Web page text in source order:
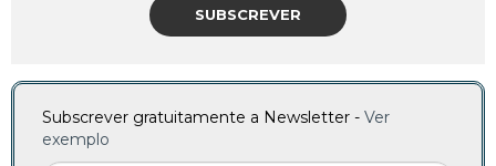
SUBSCREVER
Subscrever gratuitamente a Newsletter - Ver
exemplo